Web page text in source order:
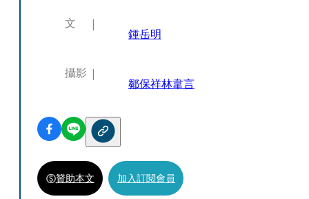
文
鍾岳明
攝影
鄒保祥林韋言
贊助本文 加入訂閱會員